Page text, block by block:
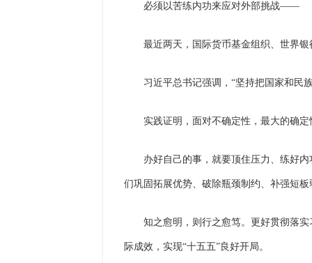
必须以苦练内功来应对外部挑战——
最近两天，国际货币基金组织、世界
习近平总书记强调，“坚持把国家和民
实践证明，面对不确定性，最大的确
办好自己的事，就要顶住压力、练好
们巩固拓展优势、破除瓶颈制约、补强短
知之愈明，则行之愈笃。更好贯彻落
际成效，实现“十五五”良好开局。